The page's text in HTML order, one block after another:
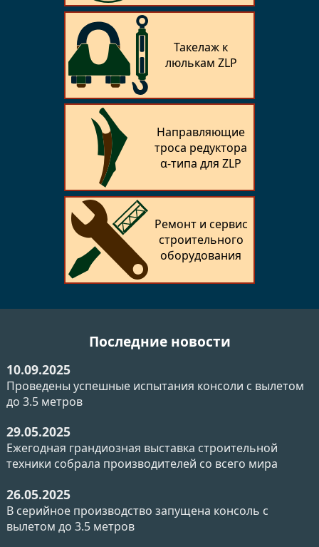
Такелаж к
люлькам ZLP
Направляющие
троса редуктора
α-типа для ZLP
Ремонт и сервис
строительного
оборудования
Последние новости
10.09.2025
Проведены успешные испытания консоли с вылетом
до 3.5 метров
29.05.2025
Ежегодная грандиозная выставка строительной
техники собрала производителей со всего мира
26.05.2025
В серийное производство запущена консоль с
вылетом до 3.5 метров